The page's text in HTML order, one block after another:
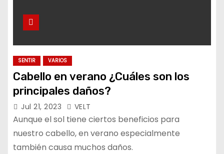
SENTIR VARIOS
Cabello en verano ¿Cuáles son los
principales daños?
Jul 21, 2023 VELT
Aunque el sol tiene ciertos beneficios para
nuestro cabello, en verano especialmente
también causa muchos daños.